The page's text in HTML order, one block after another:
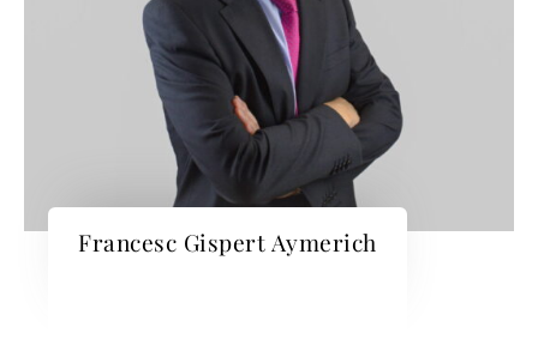
Francesc Gispert Aymerich